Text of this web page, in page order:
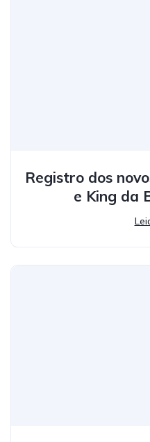
Registro dos
e King da